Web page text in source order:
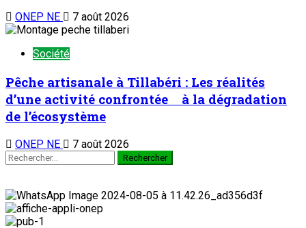
ONEP NE 7 août 2026
Société
Pêche artisanale à Tillabéri : Les réalités
d’une activité confrontée à la dégradation
de l’écosystème
ONEP NE
7 août 2026
Rechercher :